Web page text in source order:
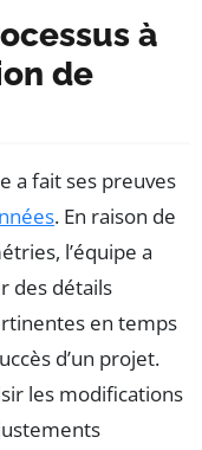
à
de
a fait ses preuves
. En raison de
l’équipe a
des détails
en temps
d’un projet.
les modifications